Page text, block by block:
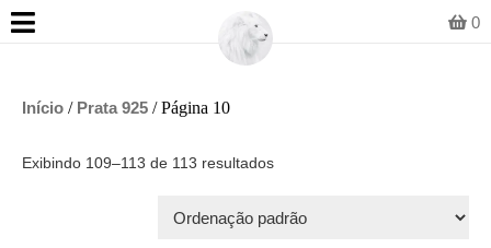
0
Início / Prata 925 / Página 10
Exibindo 109–113 de 113 resultados